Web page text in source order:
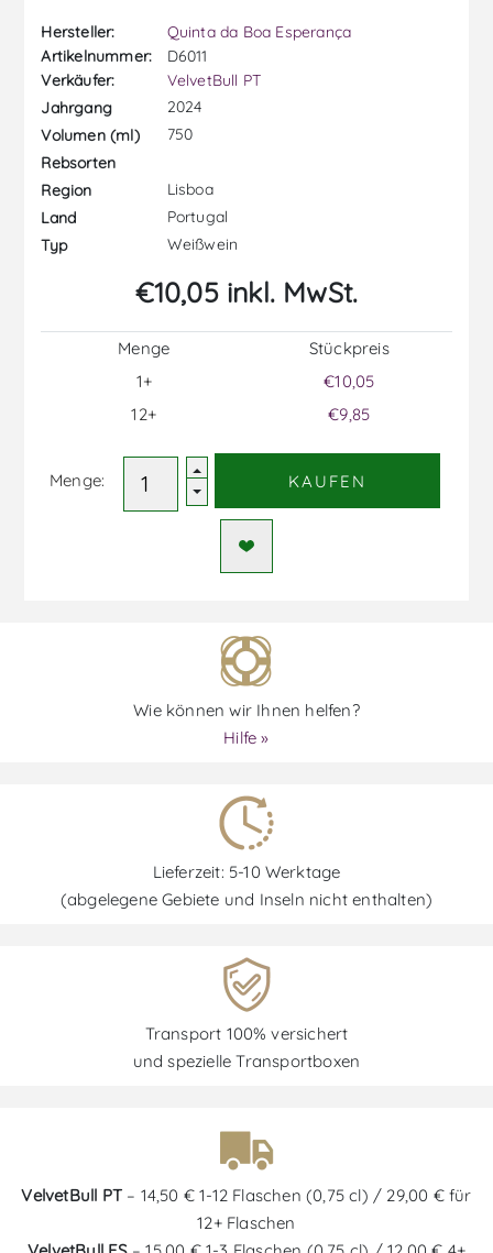
Hersteller:
Quinta da Boa Esperança
Artikelnummer:
D6011
Verkäufer:
VelvetBull PT
Jahrgang
2024
Volumen (ml)
750
Rebsorten
Region
Lisboa
Land
Portugal
Typ
Weißwein
€10,05 inkl. MwSt.
Menge
1+
12+
Stückpreis
€10,05
€9,85
Menge: KAUFEN
Wie können wir Ihnen helfen?
Hilfe »
Lieferzeit: 5-10 Werktage
(abgelegene Gebiete und Inseln nicht enthalten)
Transport 100% versichert
und spezielle Transportboxen
VelvetBull PT – 14,50 € 1-12 Flaschen (0,75 cl) / 29,00 € für
12+ Flaschen